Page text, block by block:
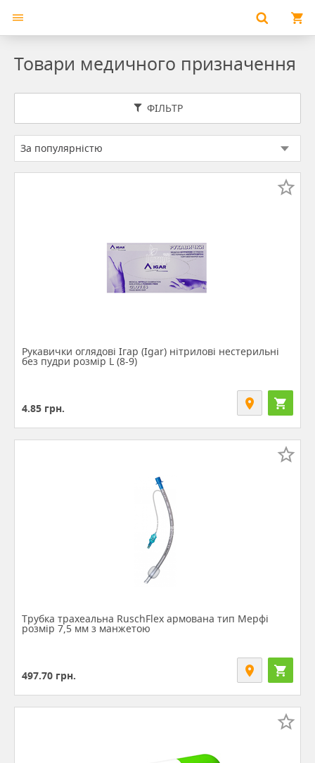
Товари медичного призначення
ФІЛЬТР
Рукавички оглядові Ігар (Igar) нітрилові нестерильні
без пудри розмір L (8-9)
4.85 грн.
Трубка трахеальна RuschFlex армована тип Мерфі
розмір 7,5 мм з манжетою
497.70 грн.